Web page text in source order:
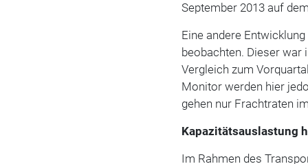
September 2013 auf
Eine andere
beobachten. Dieser war
Vergleich zum
Monitor werden hier
gehen nur Frachtraten
Kapazitätsauslastung
Im Rahmen des